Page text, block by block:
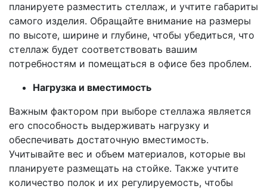
планируете разместить стеллаж, и учтите габариты
самого изделия. Обращайте внимание на размеры
по высоте, ширине и глубине, чтобы убедиться, что
стеллаж будет соответствовать вашим
потребностям и помещаться в офисе без проблем.
Нагрузка и вместимость
Важным фактором при выборе стеллажа является
его способность выдерживать нагрузку и
обеспечивать достаточную вместимость.
Учитывайте вес и объем материалов, которые вы
планируете размещать на стойке. Также учтите
количество полок и их регулируемость, чтобы